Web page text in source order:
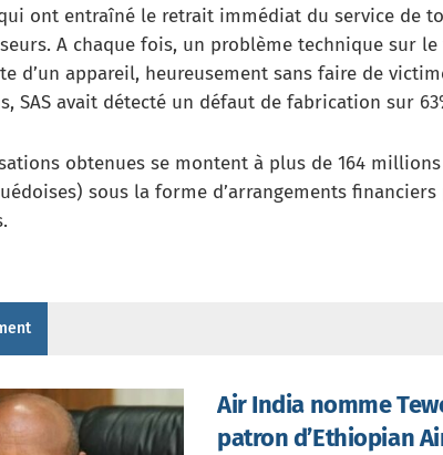
ont entraîné le retrait immédiat du service de
A chaque fois, un problème technique sur
d’un appareil, heureusement sans faire de
SAS avait détecté un défaut de fabrication sur
obtenues se montent à plus de 164
sous la forme d’arrangements
Air India nomme
patron d’Ethiopian